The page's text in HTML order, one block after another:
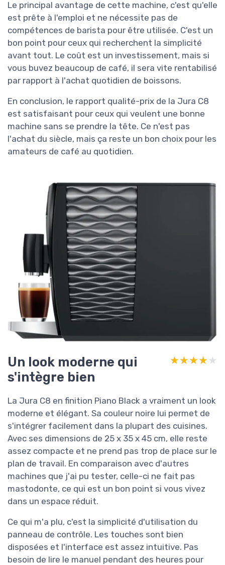
Le principal avantage de cette machine, c'est qu'elle
est prête à l'emploi et ne nécessite pas de
compétences de barista pour être utilisée. C'est un
bon point pour ceux qui recherchent la simplicité
avant tout. Le coût est un investissement, mais si
vous buvez beaucoup de café, il sera vite rentabilisé
par rapport à l'achat quotidien de boissons.
En conclusion, le rapport qualité-prix de la Jura C8
est satisfaisant pour ceux qui veulent une bonne
machine sans se prendre la tête. Ce n'est pas
l'achat du siècle, mais ça reste un bon choix pour les
amateurs de café au quotidien.
Un look moderne qui
s'intègre bien
★★★★★
★★★★★
La Jura C8 en finition Piano Black a vraiment un look
moderne et élégant. Sa couleur noire lui permet de
s'intégrer facilement dans la plupart des cuisines.
Avec ses dimensions de 25 x 35 x 45 cm, elle reste
assez compacte et ne prend pas trop de place sur le
plan de travail. En comparaison avec d'autres
machines que j'ai pu tester, celle-ci ne fait pas
mastodonte, ce qui est un bon point si vous vivez
dans un espace réduit.
Ce qui m'a plu, c'est la simplicité d'utilisation du
panneau de contrôle. Les touches sont bien
disposées et l'interface est assez intuitive. Pas
besoin de lire le manuel pendant des heures pour